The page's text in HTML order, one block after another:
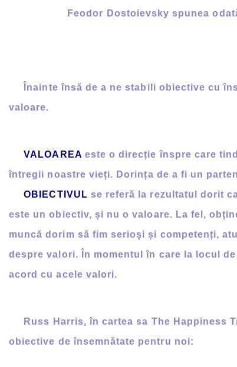
Feodor Dostoievsky spunea
Înainte însă de a ne stabili obiective cu
valoare.
VALOAREA este o direcție înspre care
întregii noastre vieți. Dorința de a fi un
OBIECTIVUL se referă la rezultatul dorit
este un obiectiv, și nu o valoare. La fel,
muncă dorim să fim serioși și competenți,
despre valori. În momentul în care la locul
acord cu acele valori.
Russ Harris, în cartea sa The Happiness
obiective de însemnătate pentru noi: